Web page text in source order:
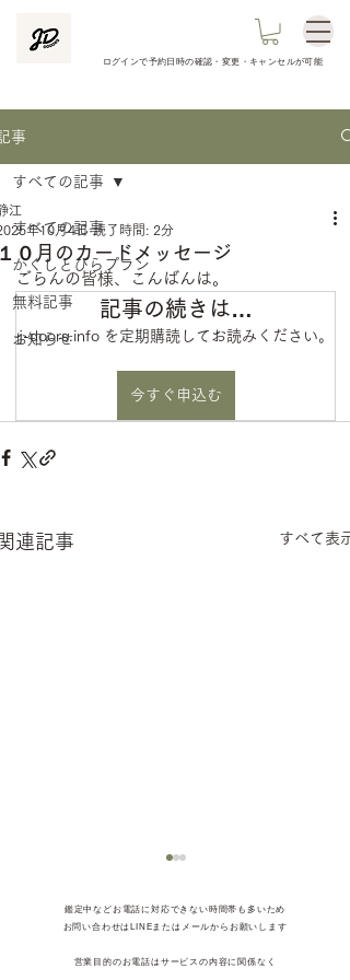
ログインで予約日時の確認​・変更・キャンセルが可能
事
すべての記事
かくしとびらプラン
無料記事
お知らせ
すべての記事
０月のカードメッセージ
江
年10月4日 読了時間: 2分
ごらんの皆様、こんばんは。
記事の続きは…
j-doors.info を定期購読してお読みください。
今すぐ申込む
連記事 すべて表示
​鑑定中などお電話に対応できない時間帯も多いため
お問い合わせはLINEまたはメールからお願いします
営業目的のお電話はサービスの内容に関係なく